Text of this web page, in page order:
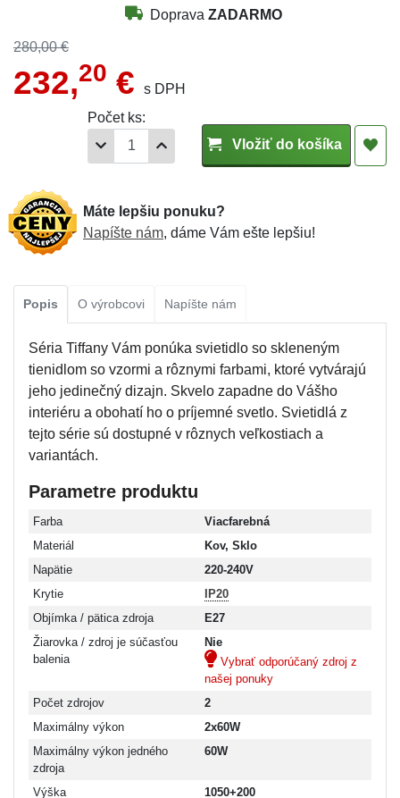
Doprava ZADARMO
280,00 €
232,20 €
s DPH
Počet ks:
Vložiť do košíka
Máte lepšiu ponuku?
Napíšte nám, dáme Vám ešte lepšiu!
Popis O výrobcovi Napíšte nám
Séria Tiffany Vám ponúka svietidlo so skleneným
tienidlom so vzormi a rôznymi farbami, ktoré vytvárajú
jeho jedinečný dizajn. Skvelo zapadne do Vášho
interiéru a obohatí ho o príjemné svetlo. Svietidlá z
tejto série sú dostupné v rôznych veľkostiach a
variantách.
Parametre produktu
Farba
Viacfarebná
Materiál
Kov, Sklo
Napätie
220-240V
Krytie
IP20
Objímka / pätica zdroja
E27
Žiarovka / zdroj je súčasťou
balenia
Nie
Vybrať odporúčaný zdroj z
našej ponuky
Počet zdrojov
2
Maximálny výkon
2x60W
Maximálny výkon jedného
zdroja
60W
Výška 1050+200